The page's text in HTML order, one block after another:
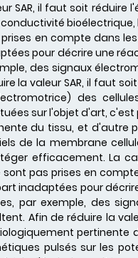
SAR, il faut soit
en compte dans
pour décrire une
des signaux
la valeur SAR, il faut
des
sur l'objet d'art,
du tissu, et d'autre
de la membrane
efficacement. La
pas prises en
inadaptées pour
par exemple, des
Afin de réduire la
pertinente
pulsés sur les